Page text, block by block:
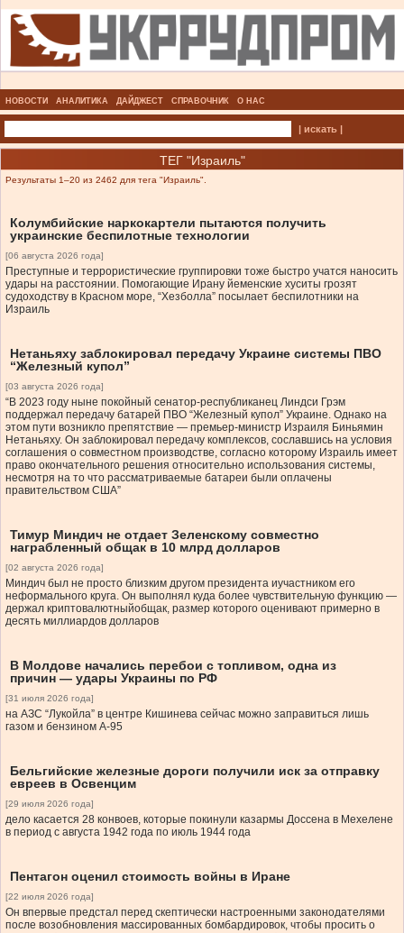
НОВОСТИ АНАЛИТИКА ДАЙДЖЕСТ СПРАВОЧНИК О НАС
| искать |
ТЕГ "Израиль"
Результаты 1–20 из 2462 для тега "Израиль".
Колумбийские наркокартели пытаются получить
украинские беспилотные технологии
[06 августа 2026 года]
Преступные и террористические группировки тоже быстро учатся наносить
удары на расстоянии. Помогающие Ирану йеменские хуситы грозят
судоходству в Красном море, “Хезболла” посылает беспилотники на
Израиль
Нетаньяху заблокировал передачу Украине системы ПВО
“Железный купол”
[03 августа 2026 года]
“В 2023 году ныне покойный сенатор-республиканец Линдси Грэм
поддержал передачу батарей ПВО “Железный купол” Украине. Однако на
этом пути возникло препятствие — премьер-министр Израиля Биньямин
Нетаньяху. Он заблокировал передачу комплексов, сославшись на условия
соглашения о совместном производстве, согласно которому Израиль имеет
право окончательного решения относительно использования системы,
несмотря на то что рассматриваемые батареи были оплачены
правительством США”
Тимур Миндич не отдает Зеленскому совместно
награбленный общак в 10 млрд долларов
[02 августа 2026 года]
Миндич был не просто близким другом президента иучастником его
неформального круга. Он выполнял куда более чувствительную функцию —
держал криптовалютныйобщак, размер которого оценивают примерно в
десять миллиардов долларов
В Молдове начались перебои с топливом, одна из
причин — удары Украины по РФ
[31 июля 2026 года]
на АЗС “Лукойла” в центре Кишинева сейчас можно заправиться лишь
газом и бензином А-95
Бельгийские железные дороги получили иск за отправку
евреев в Освенцим
[29 июля 2026 года]
дело касается 28 конвоев, которые покинули казармы Доссена в Мехелене
в период с августа 1942 года по июль 1944 года
Пентагон оценил стоимость войны в Иране
[22 июля 2026 года]
Он впервые предстал перед скептически настроенными законодателями
после возобновления массированных бомбардировок, чтобы просить о